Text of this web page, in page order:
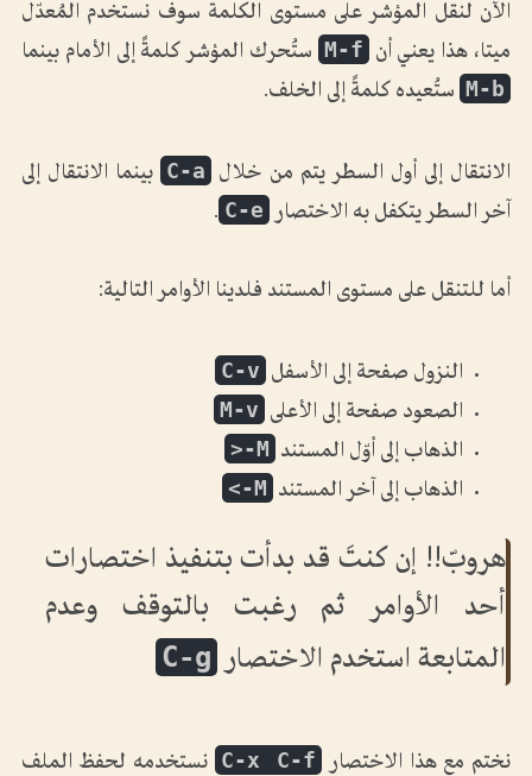
الآن لنقل المؤشر على مستوى الكلمة سوف نستخدم المُعدّل
ميتا، هذا يعني أن M-f ستُحرك المؤشر كلمةً إلى الأمام بينما
M-b ستُعيده كلمةً إلى الخلف.
الانتقال إلى أول السطر يتم من خلال C-a بينما الانتقال إلى
آخر السطر يتكفل به الاختصار C-e
.
أما للتنقل على مستوى المستند فلدينا الأوامر التالية:
النزول صفحة إلى الأسفل C-v
الصعود صفحة إلى الأعلى M-v
الذهاب إلى أوّل المستند M-<
الذهاب إلى آخر المستند M->
هروبّ!! إن كنتَ قد بدأت بتنفيذ اختصارات
أحد الأوامر ثم رغبت بالتوقف وعدم
المتابعة استخدم الاختصار C-g
نختم مع هذا الاختصار C-x C-f نستخدمه لحفظ الملف